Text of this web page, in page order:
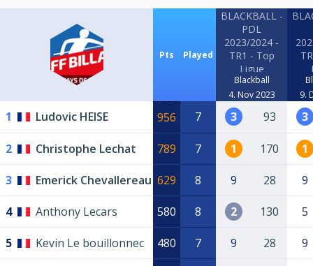
Pts Played
BLACKBALL -
PDL
2023/2024 -
TR1 - Top
Ligue
Blackball
4. Nov 2023
9.
1 Ludovic HEISE 956 7 3 93 3
2 Christophe Lechat 789 7 1 170 1
3 Emerick Chevallereau 629 8 9 28 9
4 Anthony Lecars 580 8 2 130 5
5 Kevin Le bouillonnec 480 7 9 28 9